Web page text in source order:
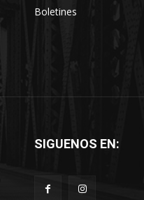
Boletines
SIGUENOS EN: